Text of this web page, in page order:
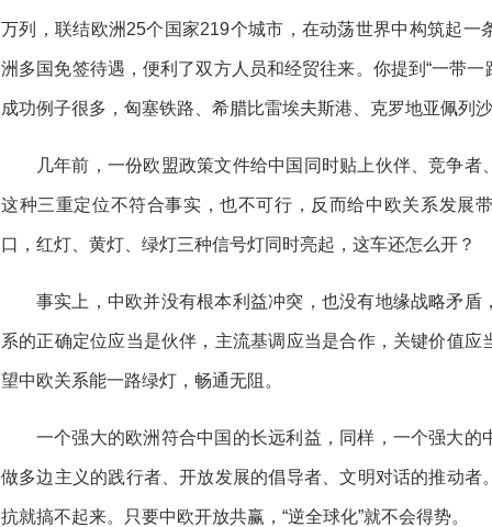
万列，联结欧洲25个国家219个城市，在动荡世界中构筑起一
洲多国免签待遇，便利了双方人员和经贸往来。你提到“一带一
成功例子很多，匈塞铁路、希腊比雷埃夫斯港、克罗地亚佩列
几年前，一份欧盟政策文件给中国同时贴上伙伴、竞争
这种三重定位不符合事实，也不可行，反而给中欧关系发展
口，红灯、黄灯、绿灯三种信号灯同时亮起，这车还怎么开？
事实上，中欧并没有根本利益冲突，也没有地缘战略矛
系的正确定位应当是伙伴，主流基调应当是合作，关键价值
望中欧关系能一路绿灯，畅通无阻。
一个强大的欧洲符合中国的长远利益，同样，一个强大
做多边主义的践行者、开放发展的倡导者、文明对话的推动
抗就搞不起来。只要中欧开放共赢，“逆全球化”就不会得势。